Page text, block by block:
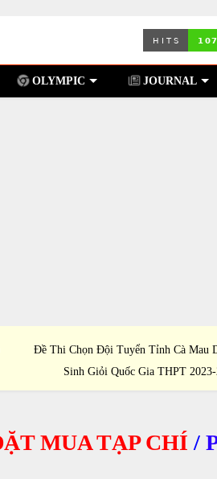
OLYMPIC JOURNAL
Đề Thi Chọn Đội Tuyển Tỉnh Cà Mau
Sinh Giỏi Quốc Gia THPT
TẠP CHÍ/